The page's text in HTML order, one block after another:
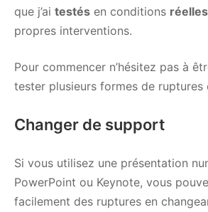
que j’ai testés en conditions réelles
propres interventions.
Pour commencer n’hésitez pas à
tester plusieurs formes de ruptures
Changer de support
Si vous utilisez une présentation
PowerPoint ou Keynote, vous
facilement des ruptures en